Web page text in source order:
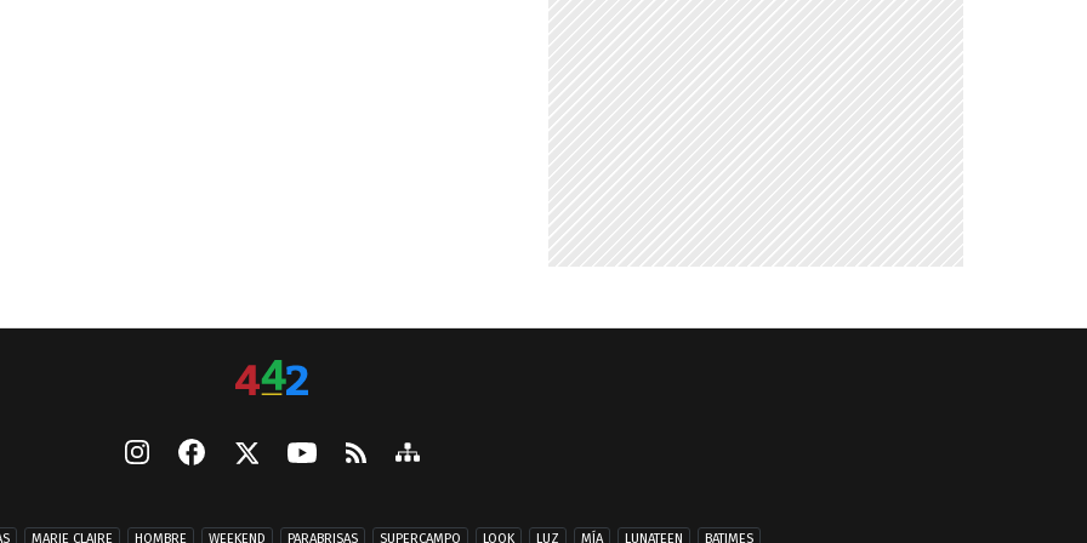
MARIE CLAIRE HOMBRE WEEKEND PARABRISAS SUPERCAMPO LOOK LUZ MÍA LUNATEEN BATIMES